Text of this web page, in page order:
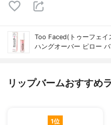
Too Faced(トゥーフェイ
ハングオーバー ピロー
リップバームおすすめ
1位